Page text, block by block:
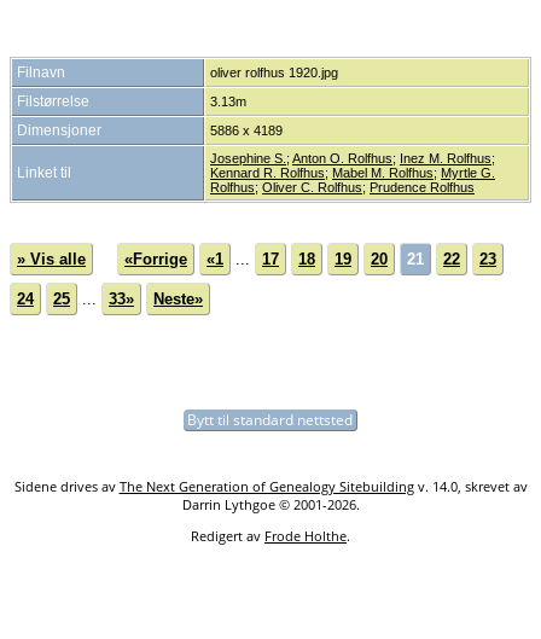
Filnavn oliver rolfhus 1920.jpg
Filstørrelse 3.13m
Dimensjoner 5886 x 4189
Linket til
Josephine S. ; Anton O. Rolfhus; Inez M. Rolfhus;
Kennard R. Rolfhus; Mabel M. Rolfhus; Myrtle G.
Rolfhus; Oliver C. Rolfhus; Prudence Rolfhus
» Vis alle «Forrige «1 17 18 19 20 21 22 23
24 25 33» Neste»
Bytt til standard nettsted
Sidene drives av The Next Generation of Genealogy Sitebuildingv. 14.0, skrevet av
Darrin Lythgoe © 2001-2026.
Redigert av Frode Holthe.